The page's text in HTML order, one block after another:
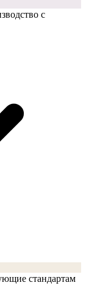
с
стандартам